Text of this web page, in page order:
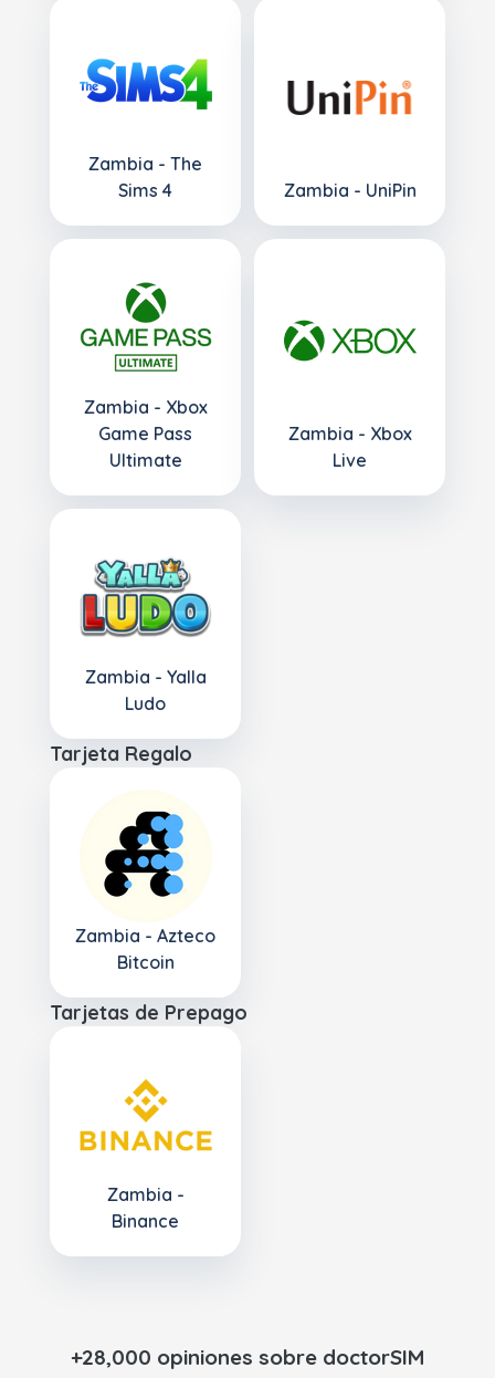
Zambia - The
Sims 4
Zambia - UniPin
Zambia - Xbox
Game Pass
Ultimate
Zambia - Xbox
Live
Zambia - Yalla
Ludo
Tarjeta Regalo
Zambia - Azteco
Bitcoin
Tarjetas de Prepago
Zambia -
Binance
+28,000 opiniones sobre doctorSIM